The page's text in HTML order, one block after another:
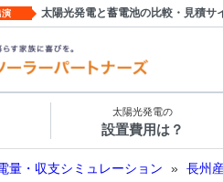
演 太陽光発電と蓄電池の比較・見積サ
太陽光発電の
設置費用は？
量・収支シミュレーション » 長州